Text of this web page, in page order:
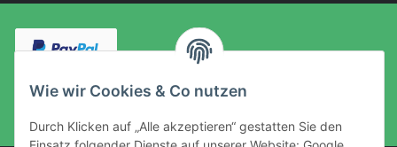
Wie wir Cookies & Co nutzen
Durch Klicken auf „Alle akzeptieren“ gestatten Sie den